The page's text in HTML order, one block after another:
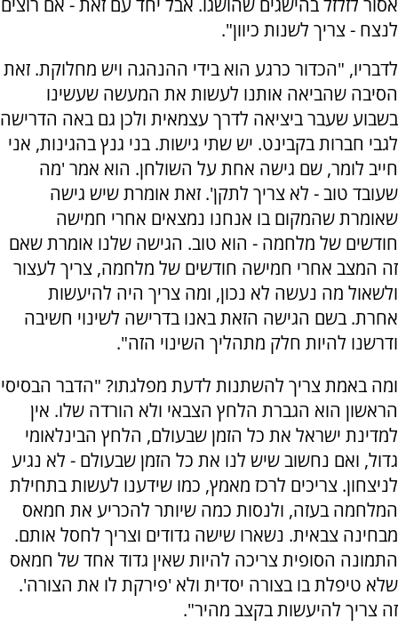
לנצח - צריך לשנות כיוון".
לדבריו, "הכדור כרגע הוא בידי ההנהגה ויש מחלוקת. זאת
הסיבה שהביאה אותנו לעשות את המעשה שעשינו
בשבוע שעבר ביציאה לדרך עצמאית ולכן גם באה הדרישה
לגבי חברות בקבינט. יש שתי גישות. בני גנץ בהגינות, אני
חייב לומר, שם גישה אחת על השולחן. הוא אמר 'מה
שעובד טוב - לא צריך לתקן'. זאת אומרת שיש גישה
שאומרת שהמקום בו אנחנו נמצאים אחרי חמישה
חודשים של מלחמה - הוא טוב. הגישה שלנו אומרת שאם
זה המצב אחרי חמישה חודשים של מלחמה, צריך לעצור
ולשאול מה נעשה לא נכון, ומה צריך היה להיעשות
אחרת. בשם הגישה הזאת באנו בדרישה לשינוי חשיבה
ודרשנו להיות חלק מתהליך השינוי הזה".
ומה באמת צריך להשתנות לדעת מפלגתו? "הדבר הבסיסי
הראשון הוא הגברת הלחץ הצבאי ולא הורדה שלו. אין
למדינת ישראל את כל הזמן שבעולם, הלחץ הבינלאומי
גדול, ואם נחשוב שיש לנו את כל הזמן שבעולם - לא נגיע
לניצחון. צריכים לרכז מאמץ, כמו שידענו לעשות בתחילת
המלחמה בעזה, ולנסות כמה שיותר להכריע את חמאס
מבחינה צבאית. נשארו שישה גדודים וצריך לחסל אותם.
התמונה הסופית צריכה להיות שאין גדוד אחד של חמאס
שלא טיפלת בו בצורה יסדית ולא 'פירקת לו את הצורה'.
זה צריך להיעשות בקצב מהיר".